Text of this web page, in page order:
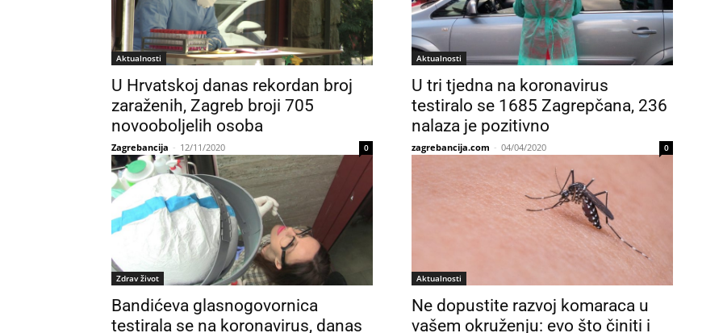
Aktualnosti
U Hrvatskoj danas rekordan broj
zaraženih, Zagreb broji 705
novooboljelih osoba
Zagrebancija - 12/11/2020 0
Aktualnosti
U tri tjedna na koronavirus
testiralo se 1685 Zagrepčana, 236
nalaza je pozitivno
zagrebancija.com - 04/04/2020 0
Zdrav život
Bandićeva glasnogovornica
testirala se na koronavirus, danas
Aktualnosti
Ne dopustite razvoj komaraca u
vašem okruženju: evo što činiti i